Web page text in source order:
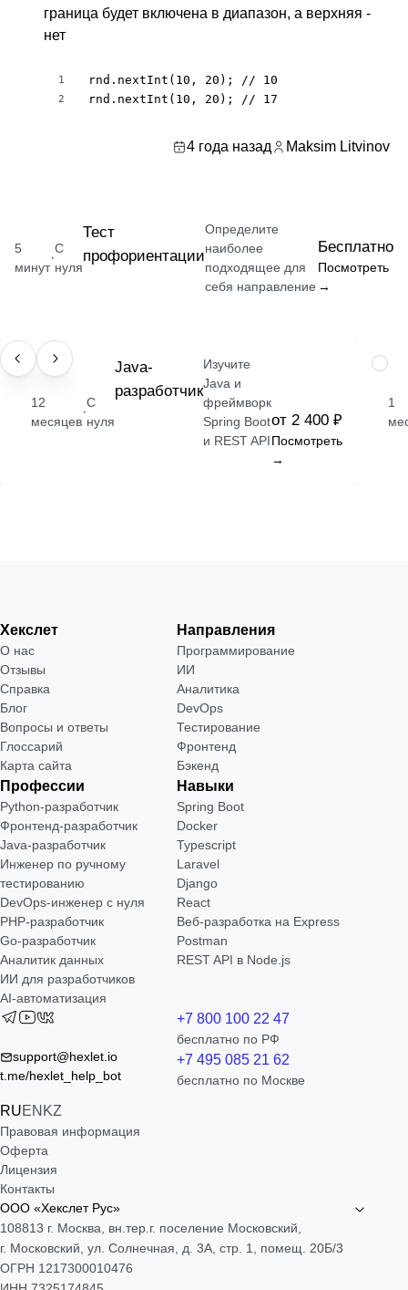
граница будет включена в диапазон, а верхняя -
нет
1
2
rnd.nextInt(10, 20); // 10
rnd.nextInt(10, 20); // 17
4 года назад Maksim Litvinov
5
минут
·
С
нуля
Тест
профориентации
Определите
наиболее
подходящее для
себя направление
Бесплатно
Посмотреть
→
ПРОФЕССИЯ
12
месяцев
·
С
нуля
Java-
разработчик
Изучите
Java и
фреймворк
Spring Boot
и REST API
от 2 400 ₽
Посмотреть
→
1
Хекслет
О нас
Отзывы
Справка
Блог
Вопросы и ответы
Глоссарий
Карта сайта
Направления
Программирование
ИИ
Аналитика
DevOps
Тестирование
Фронтенд
Бэкенд
Профессии
Python-разработчик
Фронтенд-разработчик
Java-разработчик
Инженер по ручному
тестированию
DevOps-инженер с нуля
РНР-разработчик
Go-разработчик
Аналитик данных
ИИ для разработчиков
AI-автоматизация
Навыки
Spring Boot
Docker
Typescript
Laravel
Django
React
Веб-разработка на Express
Postman
REST API в Node.js
support@hexlet.io
t.me/hexlet_help_bot
RUEN KZ
+7 800 100 22 47
бесплатно по РФ
+7 495 085 21 62
бесплатно по Москве
Правовая информация
Оферта
Лицензия
Контакты
ООО «Хекслет Рус»
108813 г. Москва, вн.тер.г. поселение Московский,
г. Московский, ул. Солнечная, д. 3А, стр. 1, помещ. 20Б/3
ОГРН 1217300010476